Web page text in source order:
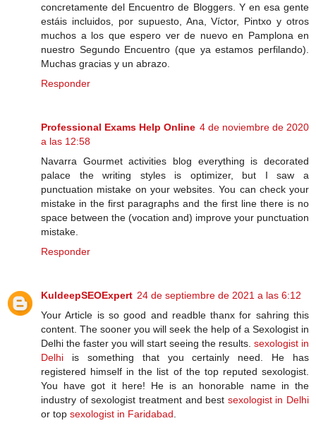
concretamente del Encuentro de Bloggers. Y en esa gente
estáis incluidos, por supuesto, Ana, Víctor, Pintxo y otros
muchos a los que espero ver de nuevo en Pamplona en
nuestro Segundo Encuentro (que ya estamos perfilando).
Muchas gracias y un abrazo.
Responder
Professional Exams Help Online 4 de noviembre de 2020
a las 12:58
Navarra Gourmet activities blog everything is decorated
palace the writing styles is optimizer, but I saw a
punctuation mistake on your websites. You can check your
mistake in the first paragraphs and the first line there is no
space between the (vocation and) improve your punctuation
mistake.
Responder
KuldeepSEOExpert 24 de septiembre de 2021 a las 6:12
Your Article is so good and readble thanx for sahring this
content. The sooner you will seek the help of a Sexologist in
Delhi the faster you will start seeing the results. sexologist in
Delhi is something that you certainly need. He has
registered himself in the list of the top reputed sexologist.
You have got it here! He is an honorable name in the
industry of sexologist treatment and best sexologist in Delhi
or top sexologist in Faridabad